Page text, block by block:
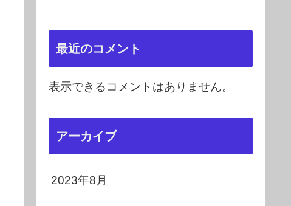
最近のコメント
表示できるコメントはありません。
アーカイブ
2023年8月